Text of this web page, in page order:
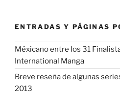
ENTRADAS Y PÁGINAS
Méxicano entre los 31
International Manga
Breve reseña de algunas
2013